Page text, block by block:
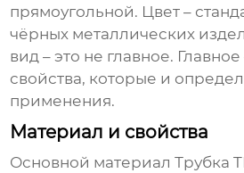
прямоугольной. Цвет –
чёрных металлических
вид – это не главное.
свойства, которые и
применения.
Материал и свойства
Основной материалТрубка